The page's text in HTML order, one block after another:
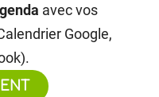
avec vos
Google,